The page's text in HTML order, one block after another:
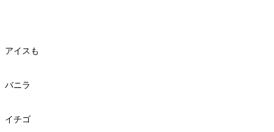
アイスも
バニラ
イチゴ